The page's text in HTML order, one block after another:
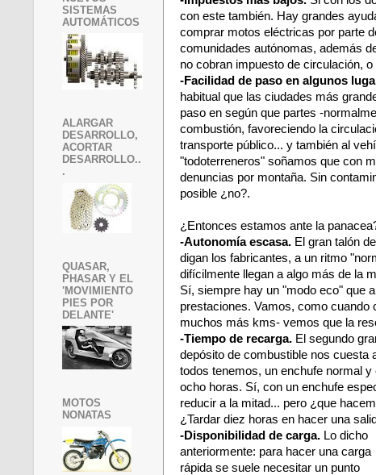
con este también. Hay grandes
comprar motos eléctricas por parte
comunidades autónomas, además
no cobran impuesto de circulación,
-Facilidad de paso en algunos
habitual que las ciudades más
paso en según que partes -
combustión, favoreciendo la
transporte público... y también al
"todoterreneros" soñamos que con
denuncias por montaña. Sin
posible ¿no?.
¿Entonces estamos ante la
-Autonomía escasa. El gran talón
digan los fabricantes, a un ritmo
difícilmente llegan a algo más de la
Sí, siempre hay un "modo eco" que
prestaciones. Vamos, como cuando
muchos más kms- vemos que la
-Tiempo de recarga. El segundo
depósito de combustible nos cuesta
todos tenemos, un enchufe normal
ocho horas. Sí, con un enchufe
reducir a la mitad... pero ¿que
¿Tardar diez horas en hacer una
-Disponibilidad de carga. Lo dicho
anteriormente: para hacer una carga
rápida se suele necesitar un punto
SISTEMAS
AUTOMÁTICOS
ALARGAR
DESARROLLO,
ACORTAR
DESARROLLO..
.
QUASAR,
PHASAR Y EL
'MOVIMIENTO
PIES POR
DELANTE'
MOTOS
NONATAS